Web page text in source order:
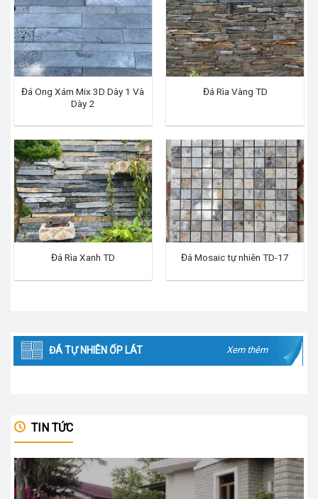
Đá Ong Xám Mix 3D Dày 1 Và
Dày 2
Đá Rìa Vàng TD
Đá Rìa Xanh TD Đá Mosaic tự nhiên TD-17
ĐÁ TỰ NHIÊN ỐP LÁT Xem thêm
TIN TỨC